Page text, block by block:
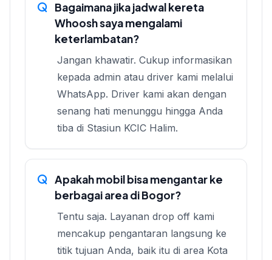
Bagaimana jika jadwal kereta
Whoosh saya mengalami
keterlambatan?
Jangan khawatir. Cukup informasikan
kepada admin atau driver kami melalui
WhatsApp. Driver kami akan dengan
senang hati menunggu hingga Anda
tiba di Stasiun KCIC Halim.
Apakah mobil bisa mengantar ke
berbagai area di Bogor?
Tentu saja. Layanan drop off kami
mencakup pengantaran langsung ke
titik tujuan Anda, baik itu di area Kota